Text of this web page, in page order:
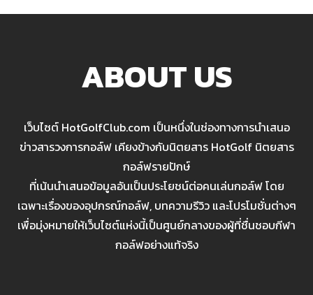
ABOUT US
เว็บไซต์ HotGolfClub.com เป็นหนึ่งในช่องทางการนำเสนอ
ข่าวสารวงการกอล์ฟ เคียงข้างกับนิตยสาร HotGolf นิตยสาร
กอล์ฟรายปักษ์
ที่เน้นนำเสนอข้อมูลอันเป็นประโยชน์ต่อคนเล่นกอล์ฟ โดย
เฉพาะเรื่องของอุปกรณ์กอล์ฟ, บทความรีวิว และโปรโมชั่นต่างๆ
เพื่อมุ่งหมายให้เว็บไซต์แห่งนี้เป็นศูนย์กลางของผู้ที่ชื่นชอบกีฬา
กอล์ฟอย่างแท้จริง